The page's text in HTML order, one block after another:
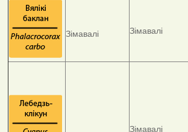
Зімавалі Зімавалі
Зімавалі